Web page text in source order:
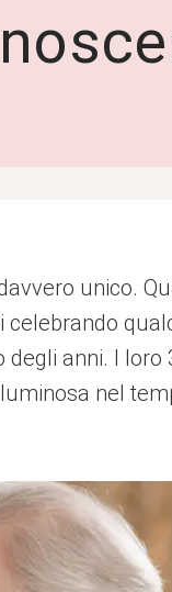
unico.
celebrando
anni. I
nel